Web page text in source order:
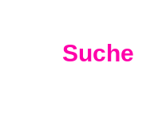
Suche